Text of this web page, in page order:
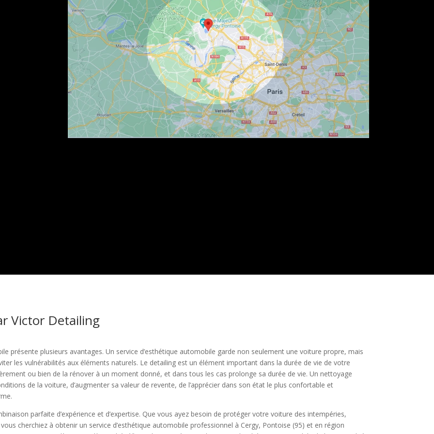
Victor Detailing
présente plusieurs avantages. Un service d’esthétique automobile garde non seulement une voiture propre, mais
les vulnérabilités aux éléments naturels. Le detailing est un élément important dans la durée de vie de votre
ou bien de la rénover à un moment donné, et dans tous les cas prolonge sa durée de vie. Un nettoyage
de la voiture, d’augmenter sa valeur de revente, de l’apprécier dans son état le plus confortable et
parfaite d’expérience et d’expertise. Que vous ayez besoin de protéger votre voiture des intempéries,
cherchiez à obtenir un service d’esthétique automobile professionnel à Cergy, Pontoise (95) et en région